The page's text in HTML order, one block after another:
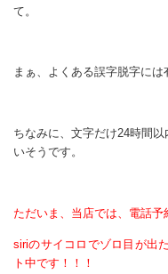
て。
まぁ、よくある誤字脱字には
ちなみに、文字だけ24時間
いそうです。
ただいま、当店では、電話予
siriのサイコロでゾロ目が出
ト中です！！！